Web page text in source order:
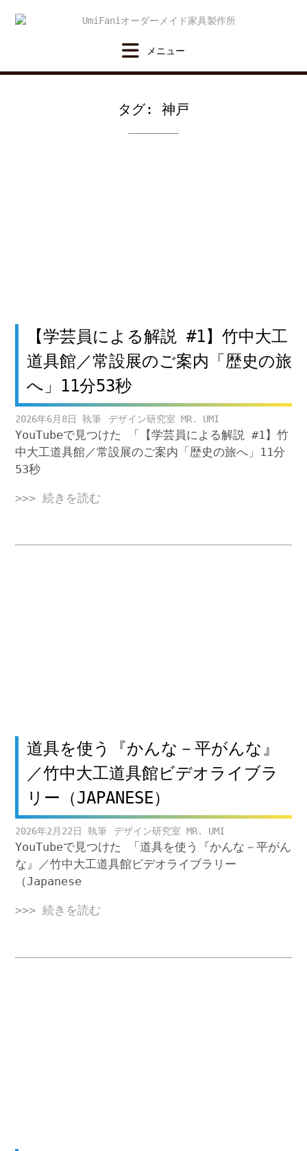
タグ: 神戸
【学芸員による解説 #1】竹中大工
道具館／常設展のご案内「歴史の旅
へ」11分53秒
2026年6月8日 デザイン研究室 MR. UMI
YouTubeで見つけた 「【学芸員による解説 #1】竹
中大工道具館／常設展のご案内「歴史の旅へ」11分
53秒
>>> 続きを読む
道具を使う『かんな－平がんな』
／竹中大工道具館ビデオライブラ
リー（JAPANESE）
2026年2月22日 デザイン研究室 MR. UMI
YouTubeで見つけた 「道具を使う『かんな－平がん
な』／竹中大工道具館ビデオライブラリー
（Japanese
>>> 続きを読む